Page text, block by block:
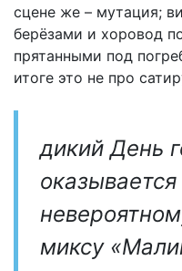
сцене же – мутация;
берёзами и хоровод
прятанными под
итоге это не про
дикий День
миксу